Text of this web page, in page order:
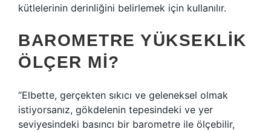
kütlelerinin derinliğini belirlemek için kullanılır.
BAROMETRE YÜKSEKLIK
ÖLÇER MI?
“Elbette, gerçekten sıkıcı ve geleneksel olmak
istiyorsanız, gökdelenin tepesindeki ve yer
seviyesindeki basıncı bir barometre ile ölçebilir,